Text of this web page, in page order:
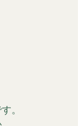
。